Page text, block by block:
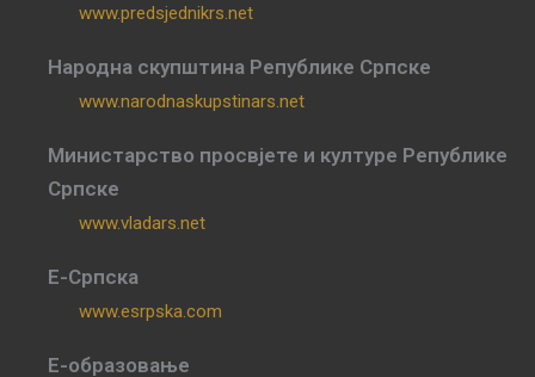
www.predsjednikrs.net
Народна скупштина Републике Српске
www.narodnaskupstinars.net
Министарство просвјете и културе Републике
Српске
www.vladars.net
Е-Српска
www.esrpska.com
Е-образовање